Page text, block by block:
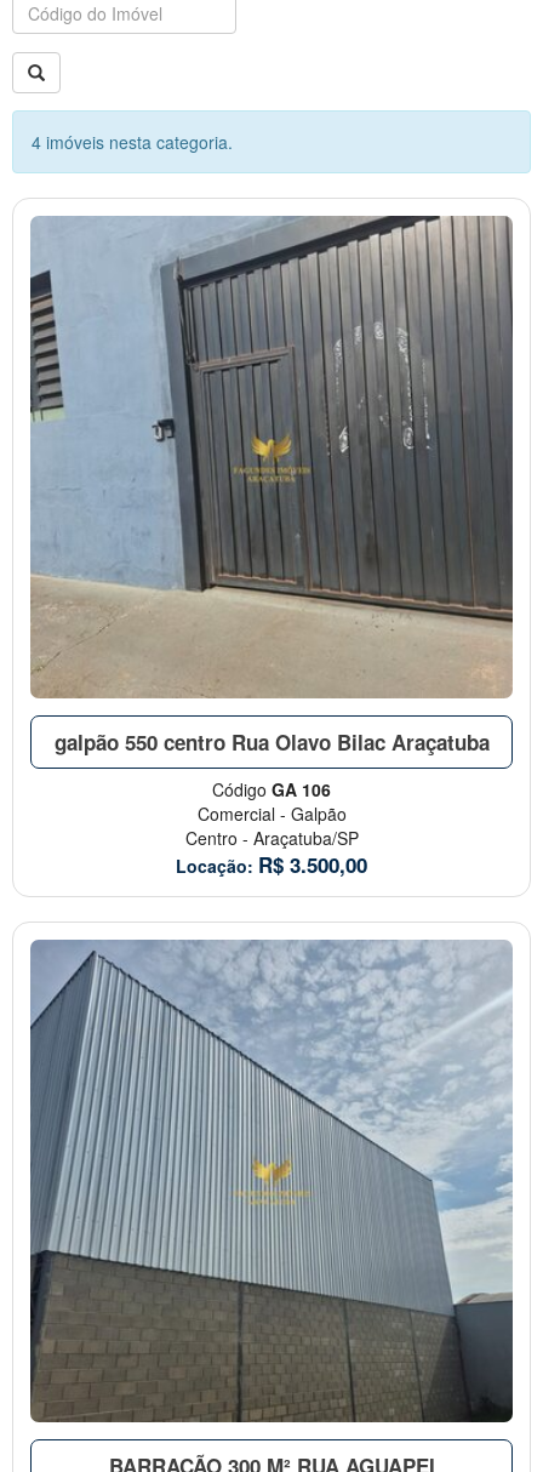
Buscar
4 imóveis nesta categoria.
galpão 550 centro Rua Olavo Bilac Araçatuba
Código GA 106
Comercial - Galpão
Centro - Araçatuba/SP
Locação: R$ 3.500,00
BARRACÃO 300 M² RUA AGUAPEI